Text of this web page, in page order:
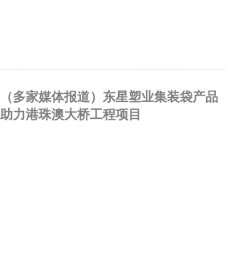
（多家媒体报道）东星塑业集装袋产品
助力港珠澳大桥工程项目